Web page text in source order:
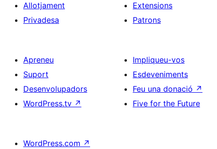
Allotjament
Privadesa
Extensions
Patrons
Apreneu
Suport
Desenvolupadors
WordPress.tv ↗
Impliqueu-vos
Esdeveniments
Feu una donació ↗
Five for the Future
WordPress.com ↗